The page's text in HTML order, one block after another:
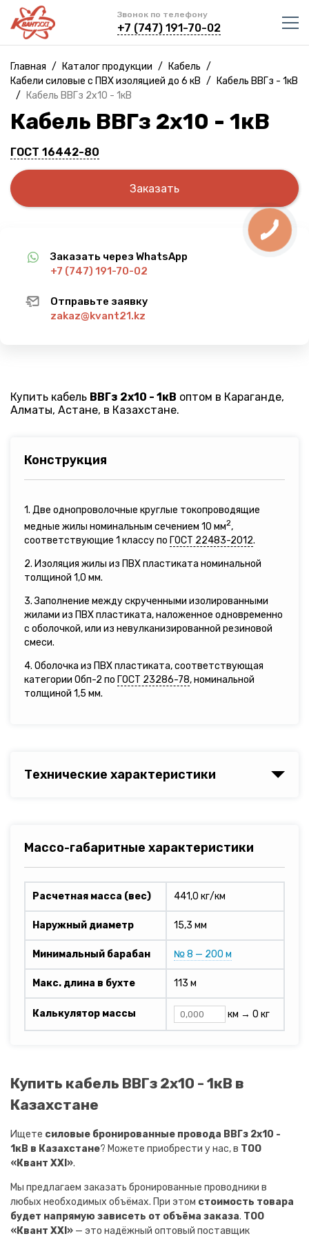
Звонок по телефону
+7 (747) 191-70-02
Главная / Каталог продукции / Кабель /
Кабели силовые с ПВХ изоляцией до 6 кВ /
Кабель ВВГз - 1кВ
/
Кабель ВВГз 2х10 - 1кВ
Кабель ВВГз 2х10 - 1кВ
ГОСТ 16442-80
Заказать
Заказать через WhatsApp
+7 (747) 191-70-02
Отправьте заявку
zakaz@kvant21.kz
Купить кабель ВВГз 2х10 - 1кВ оптом в Караганде,
Алматы, Астане, в Казахстане.
Конструкция
1. Две однопроволочные круглые токопроводящие
медные жилы номинальным сечением 10 мм2,
соответствующие 1 классу по ГОСТ 22483-2012.
2. Изоляция жилы из ПВХ пластиката номинальной
толщиной 1,0 мм.
3. Заполнение между скрученными изолированными
жилами из ПВХ пластиката, наложенное одновременно
с оболочкой, или из невулканизированной резиновой
смеси.
4. Оболочка из ПВХ пластиката, соответствующая
категории Обп-2 по ГОСТ 23286-78, номинальной
толщиной 1,5 мм.
Технические характеристики
Массо-габаритные характеристики
Расчетная масса (вес) 441,0 кг/км
Наружный диаметр 15,3 мм
Минимальный барабан № 8 — 200 м
Макс. длина в бухте 113 м
Калькулятор массы км → 0 кг
Купить кабель ВВГз 2х10 - 1кВ в
Казахстане
Ищете силовые бронированные провода ВВГз 2х10 -
1кВ в Казахстане? Можете приобрести у нас, в ТОО
«Квант XXI».
Мы предлагаем заказать бронированные проводники в
любых необходимых объёмах. При этом стоимость товара
будет напрямую зависеть от объёма заказа. ТОО
«Квант XXI» — это надёжный оптовый поставщик